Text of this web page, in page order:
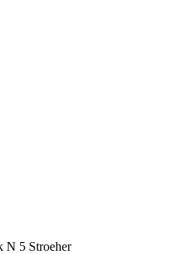
N 5 Stroeher